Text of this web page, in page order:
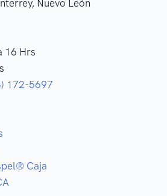
, Nuevo León
16 Hrs
172-5697
Caja